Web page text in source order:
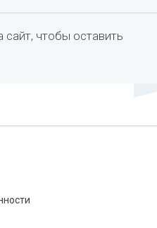
сайт, чтобы оставить